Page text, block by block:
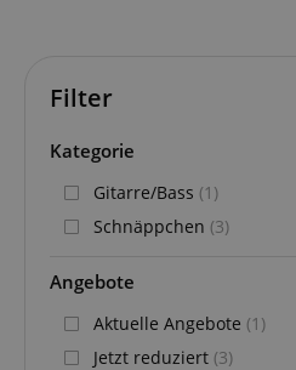
Filter
Kategorie
Gitarre/Bass (1)
Schnäppchen (3)
Angebote
Aktuelle Angebote (1)
Jetzt reduziert (3)